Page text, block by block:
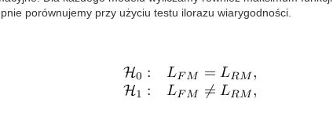
porównujemy przy użyciu testu ilorazu wiarygodności.